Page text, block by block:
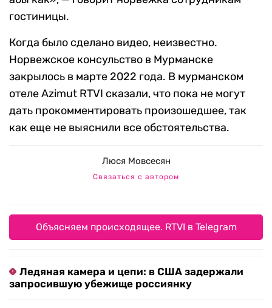
гостиницы.
Когда было сделано видео, неизвестно.
Норвежское консульство в Мурманске
закрылось в марте 2022 года. В мурманском
отеле Azimut RTVI сказали, что пока не могут
дать прокомментировать произошедшее, так
как еще не выяснили все обстоятельства.
Люся Мовсесян
Связаться с автором
Объясняем происходящее. RTVI в Telegram
Ледяная камера и цепи: в США задержали
запросившую убежище россиянку